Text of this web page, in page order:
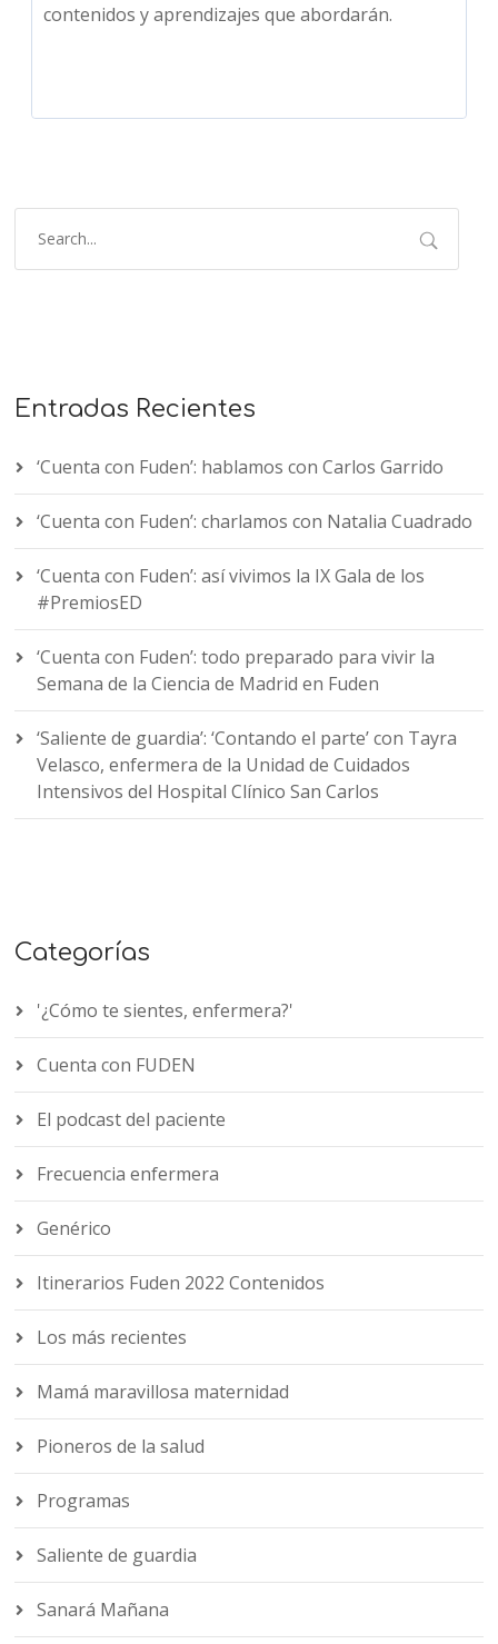
contenidos y aprendizajes que abordarán.
Entradas Recientes
‘Cuenta con Fuden’: hablamos con Carlos Garrido
‘Cuenta con Fuden’: charlamos con Natalia Cuadrado
‘Cuenta con Fuden’: así vivimos la IX Gala de los
#PremiosED
‘Cuenta con Fuden’: todo preparado para vivir la
Semana de la Ciencia de Madrid en Fuden
‘Saliente de guardia’: ‘Contando el parte’ con Tayra
Velasco, enfermera de la Unidad de Cuidados
Intensivos del Hospital Clínico San Carlos
Categorías
'¿Cómo te sientes, enfermera?'
Cuenta con FUDEN
El podcast del paciente
Frecuencia enfermera
Genérico
Itinerarios Fuden 2022 Contenidos
Los más recientes
Mamá maravillosa maternidad
Pioneros de la salud
Programas
Saliente de guardia
Sanará Mañana